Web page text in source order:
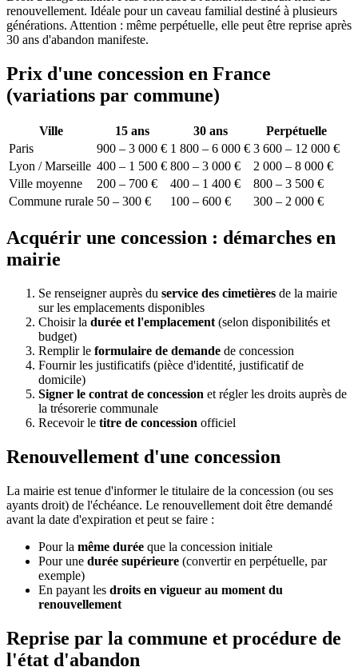
renouvellement. Idéale pour un caveau familial destiné à plusieurs
générations. Attention : même perpétuelle, elle peut être reprise après
30 ans d'abandon manifeste.
Prix d'une concession en France
(variations par commune)
Ville 15 ans 30 ans
Perpétuelle
Paris
900 – 3 000 € 1 800 – 6 000 € 3 600 – 12 000 €
Lyon / Marseille 400 – 1 500 € 800 – 3 000 €
2 000 – 8 000 €
Ville moyenne
200 – 700 € 400 – 1 400 €
800 – 3 500 €
Commune rurale 50 – 300 € 100 – 600 € 300 – 2 000 €
Acquérir une concession : démarches en
mairie
Se renseigner auprès du service des cimetières de la mairie
sur les emplacements disponibles
Choisir la durée et l'emplacement (selon disponibilités et
budget)
Remplir le formulaire de demande de concession
Fournir les justificatifs (pièce d'identité, justificatif de
domicile)
Signer le contrat de concession et régler les droits auprès de
la trésorerie communale
Recevoir le titre de concession officiel
Renouvellement d'une concession
La mairie est tenue d'informer le titulaire de la concession (ou ses
ayants droit) de l'échéance. Le renouvellement doit être demandé
avant la date d'expiration et peut se faire :
Pour la même durée que la concession initiale
Pour une durée supérieure (convertir en perpétuelle, par
exemple)
En payant les droits en vigueur au moment du
renouvellement
Reprise par la commune et procédure de
l'état d'abandon